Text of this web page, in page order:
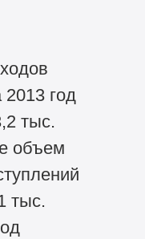
год
тыс.
объем
тыс.